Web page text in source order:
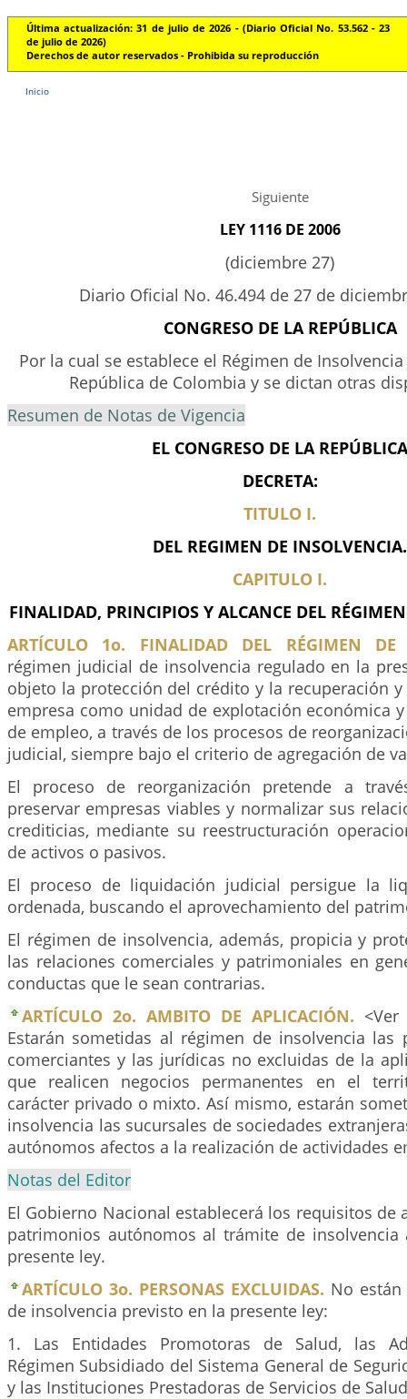
Última actualización: 31 de julio de 2026 - (Diario Oficial No. 53.562 - 23
de julio de 2026)
Derechos de autor reservados - Prohibida su reproducción
Inicio
Siguiente
LEY 1116 DE 2006
(diciembre 27)
Diario Oficial No. 46.494 de 27 de
CONGRESO DE LA REPÚBLICA
Por la cual se establece el Régimen de
República de Colombia y se dictan otras
Resumen de Notas de Vigencia
EL CONGRESO DE LA REPÚBLICA
DECRETA:
TITULO I.
DEL REGIMEN DE INSOLVENCIA.
CAPITULO I.
FINALIDAD, PRINCIPIOS Y ALCANCE DEL
ARTÍCULO 1o. FINALIDAD DEL RÉGIMEN DE
régimen judicial de insolvencia regulado en la
objeto la protección del crédito y la recuperación
empresa como unidad de explotación económica
de empleo, a través de los procesos de
judicial, siempre bajo el criterio de agregación de
El proceso de reorganización pretende a
preservar empresas viables y normalizar sus
crediticias, mediante su reestructuración
de activos o pasivos.
El proceso de liquidación judicial persigue la
ordenada, buscando el aprovechamiento del
El régimen de insolvencia, además, propicia y
las relaciones comerciales y patrimoniales en
conductas que le sean contrarias.
ARTÍCULO 2o. AMBITO DE APLICACIÓN.
Estarán sometidas al régimen de insolvencia las
comerciantes y las jurídicas no excluidas de la
que realicen negocios permanentes en el
carácter privado o mixto. Así mismo, estarán
insolvencia las sucursales de sociedades
autónomos afectos a la realización de actividades
Notas del Editor
El Gobierno Nacional establecerá los requisitos de
patrimonios autónomos al trámite de
presente ley.
ARTÍCULO 3o. PERSONAS EXCLUIDAS. No
de insolvencia previsto en la presente ley:
1. Las Entidades Promotoras de Salud, las
Régimen Subsidiado del Sistema General de
y las Instituciones Prestadoras de Servicios de